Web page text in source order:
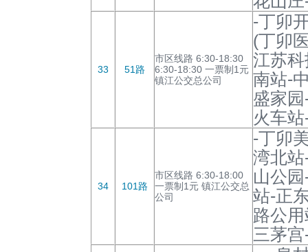
33 51路
市区线路 6:30-18:30
6:30-18:30 一票制1元
镇江公交总公司
-丁卯
(丁卯
江苏
南站-
盛家
火车站
34 101路
市区线路 6:30-18:00
一票制1元 镇江公交总
公司
-丁卯
湾北
山公
站-正
路公
三茅宫